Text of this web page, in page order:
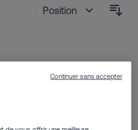
NOUVEAU
Continuer sans accepter